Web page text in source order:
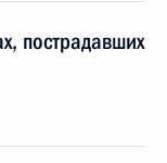
пострадавших